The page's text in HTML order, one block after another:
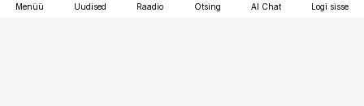
Menüü Uudised Raadio Otsing AI Chat Logi sisse